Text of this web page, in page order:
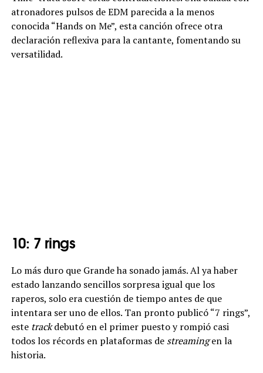
atronadores pulsos de EDM parecida a la menos
conocida “Hands on Me”, esta canción ofrece otra
declaración reflexiva para la cantante, fomentando su
versatilidad.
10: 7 rings
Lo más duro que Grande ha sonado jamás. Al ya haber
estado lanzando sencillos sorpresa igual que los
raperos, solo era cuestión de tiempo antes de que
intentara ser uno de ellos. Tan pronto publicó “7 rings”,
este trackdebutó en el primer puesto y rompió casi
todos los récords en plataformas de streamingen la
historia.